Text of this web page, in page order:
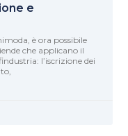
e
è ora possibile
che applicano il
l’iscrizione dei